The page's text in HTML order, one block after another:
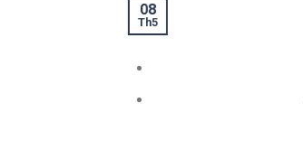
08
Th5